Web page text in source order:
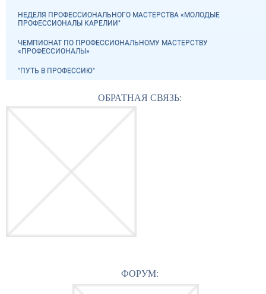
НЕДЕЛЯ ПРОФЕССИОНАЛЬНОГО МАСТЕРСТВА «МОЛОДЫЕ
ПРОФЕССИОНАЛЫ КАРЕЛИИ"
ЧЕМПИОНАТ ПО ПРОФЕССИОНАЛЬНОМУ МАСТЕРСТВУ
«ПРОФЕССИОНАЛЫ»
"ПУТЬ В ПРОФЕССИЮ"
ОБРАТНАЯ СВЯЗЬ:
ФОРУМ: